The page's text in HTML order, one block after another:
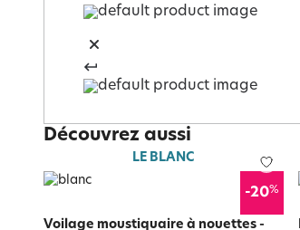
Découvrez aussi
LE BLANC
-20%
Voilage moustiquaire à nouettes -